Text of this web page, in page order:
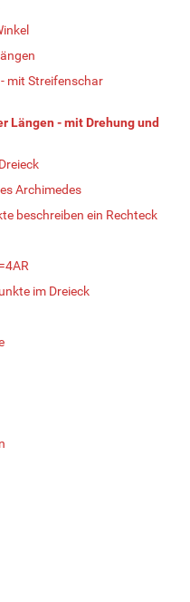
mit Streifenschar
Längen - mit Drehung und
Archimedes
beschreiben ein Rechteck
im Dreieck